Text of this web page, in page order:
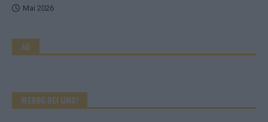
Mai 2026
AD
WERBE BEI UNS!